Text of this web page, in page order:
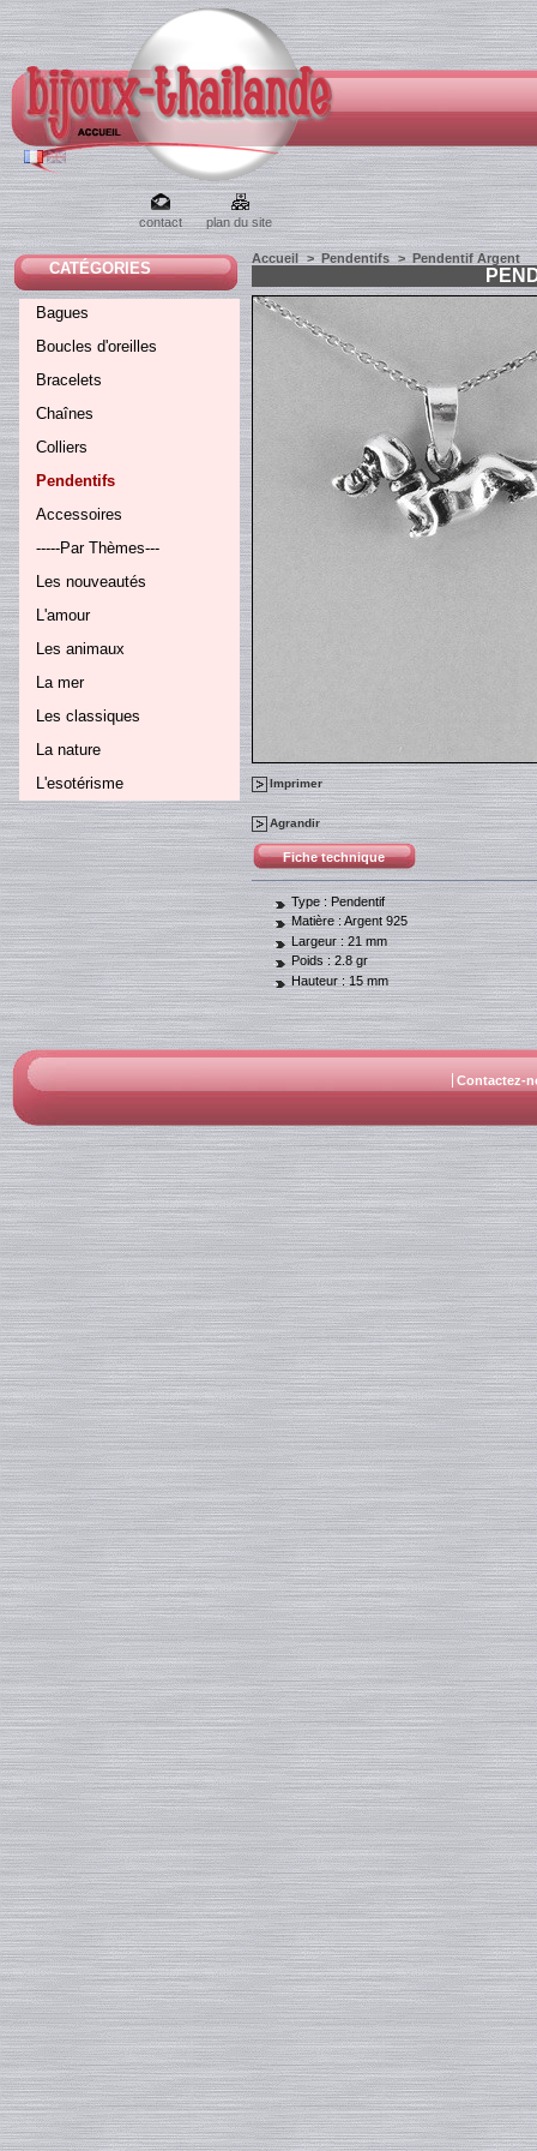
contact plan du site
CATÉGORIES
Bagues
Boucles d'oreilles
Bracelets
Chaînes
Colliers
Pendentifs
Accessoires
-----Par Thèmes---
Les nouveautés
L'amour
Les animaux
La mer
Les classiques
La nature
L'esotérisme
Accueil > Pendentifs > Pendentif Argent
Imprimer
Agrandir
Fiche technique
Type : Pendentif
Matière :Argent 925
Largeur :21 mm
Poids :2.8 gr
Hauteur :15 mm
Contactez-